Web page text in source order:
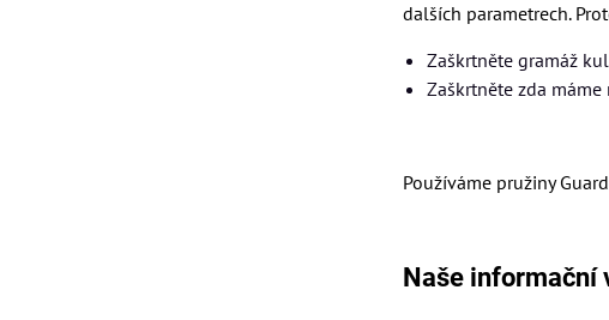
dalších parametrech.
Zaškrtněte gramáž
Zaškrtněte zda
Používáme pružiny
Naše informační